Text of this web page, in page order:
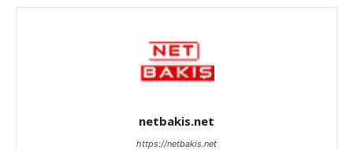
netbakis.net
https://netbakis.net